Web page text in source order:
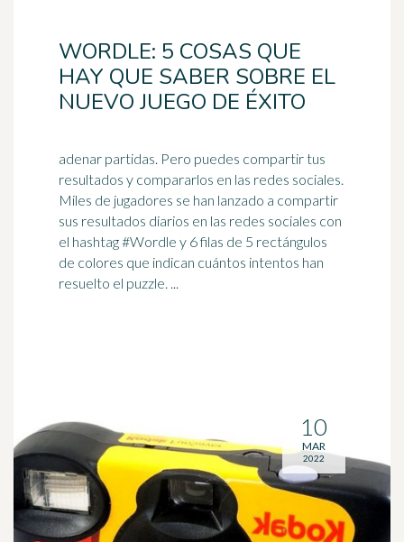
WORDLE: 5 COSAS QUE
HAY QUE SABER SOBRE EL
NUEVO JUEGO DE ÉXITO
adenar partidas. Pero puedes compartir tus
resultados y compararlos en las redes sociales.
Miles de jugadores se han lanzado a compartir
sus resultados diarios en las redes sociales con
el hashtag#Wordle y 6 filas de 5 rectángulos
de colores que indican cuántos intentos han
resuelto el puzzle. ...
10
MAR
2022